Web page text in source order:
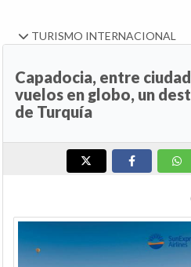
TURISMO INTERNACIONAL
Capadocia, entre
vuelos en globo, un
de Turquía